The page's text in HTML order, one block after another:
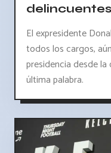
delincuentes
El expresidente
todos los cargos,
presidencia desde
última palabra.